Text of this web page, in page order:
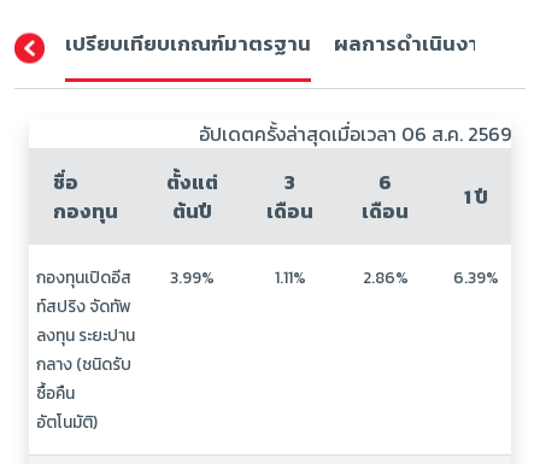
เปรียบเทียบเกณฑ์มาตรฐาน ผลการดำเนินงาน (ปี
อัปเดตครั้งล่าสุดเมื่อเวลา 06 ส.ค. 2569
ชื่อ
กองทุน
ตั้งแต่
ต้นปี
3
เดือน
6
เดือน
1 ปี
กองทุนเปิดอีส
ท์สปริง จัดทัพ
ลงทุน ระยะปาน
กลาง (ชนิดรับ
ซื้อคืน
อัตโนมัติ)
3.99% 1.11% 2.86% 6.39%